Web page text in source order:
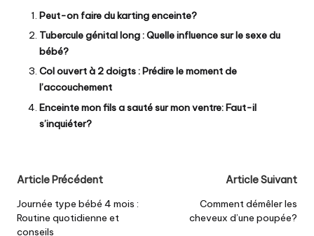
Peut-on faire du karting enceinte?
Tubercule génital long : Quelle influence sur le sexe du
bébé?
Col ouvert à 2 doigts : Prédire le moment de
l’accouchement
Enceinte mon fils a sauté sur mon ventre: Faut-il
s’inquiéter?
Post
navigation
Article Précédent
Journée type bébé 4 mois :
Routine quotidienne et
conseils
Article Suivant
Comment démêler les
cheveux d’une poupée?